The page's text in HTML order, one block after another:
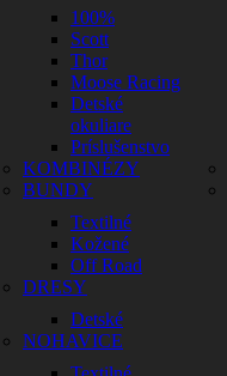
100%
Scott
Thor
Moose Racing
Detské
okuliare
Príslušenstvo
KOMBINÉZY
BUNDY
Textilné
Kožené
Off Road
DRESY
Detské
NOHAVICE